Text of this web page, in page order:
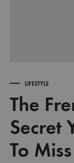
LIFESTYLE
The
Secret
To Miss